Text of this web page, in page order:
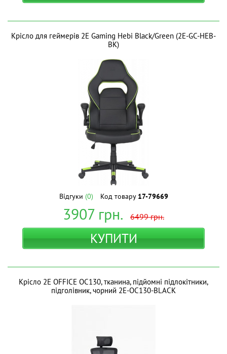
Крісло для геймерів 2E Gaming Hebi Black/Green (2E-GC-HEB-
BK)
Відгуки (0) Код товару 17-79669
3907грн. 6499грн.
КУПИТИ
Крісло 2E OFFICE OC130, тканина, підйомні підлокітники,
підголівник, чорний 2E-OC130-BLACK